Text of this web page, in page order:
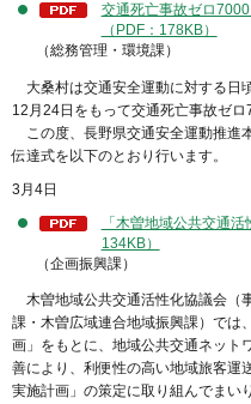
交通死亡事故ゼロ
（PDF：178KB）
（総務管理・環境課）
大桑村は交通安全運動に対する日
12月24日をもって交通死亡事故ゼロ
この度、長野県交通安全運動推進
伝達式を以下のとおり行います。
3月4日
「木曽地域公共交通
134KB）
（企画振興課）
木曽地域公共交通活性化協議会（
課・木曽広域連合地域振興課）では
画」をもとに、地域公共交通ネット
善により、利便性の高い地域旅客運
実施計画」の策定に取り組んでまい